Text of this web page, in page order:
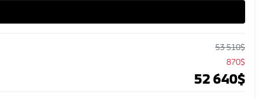
53 510$
870$
52 640$